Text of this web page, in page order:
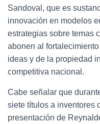
Sandoval, que es
innovación en modelos
estrategias sobre temas
abonen al
ideas y de la propiedad
competitiva nacional.
Cabe señalar que
siete títulos a inventores
presentación de